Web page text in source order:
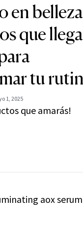
en
que
tu
1, 2025
que amarás!